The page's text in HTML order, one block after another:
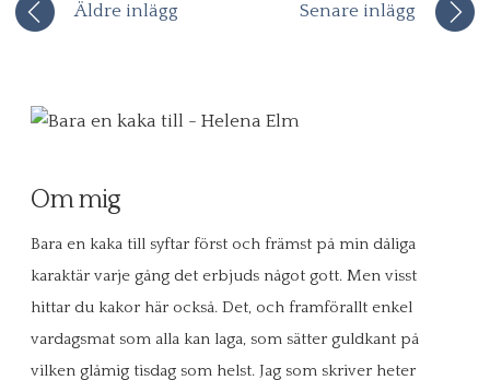
Äldre inlägg Senare inlägg
Om mig
Bara en kaka till syftar först och främst på min dåliga
karaktär varje gång det erbjuds något gott. Men visst
hittar du kakor här också. Det, och framförallt enkel
vardagsmat som alla kan laga, som sätter guldkant på
vilken glåmig tisdag som helst. Jag som skriver heter